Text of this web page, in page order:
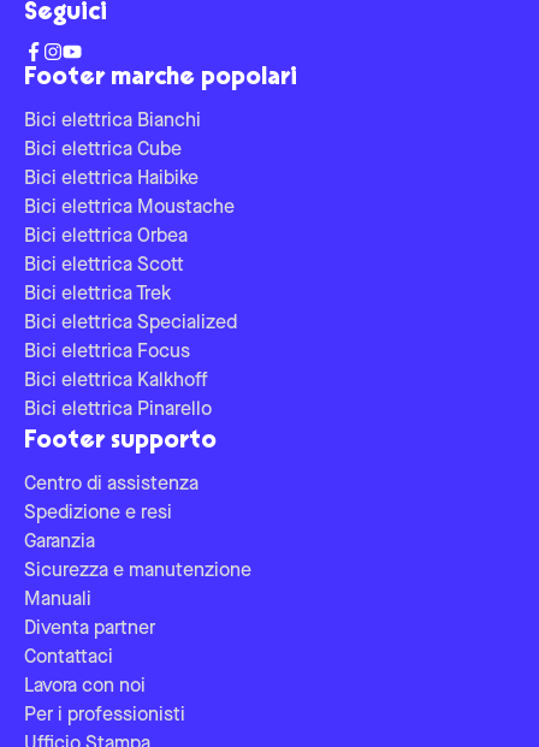
Footer marche popolari
Bici elettrica Bianchi
Bici elettrica Cube
Bici elettrica Haibike
Bici elettrica Moustache
Bici elettrica Orbea
Bici elettrica Scott
Bici elettrica Trek
Bici elettrica Specialized
Bici elettrica Focus
Bici elettrica Kalkhoff
Bici elettrica Pinarello
Footer supporto
Centro di assistenza
Spedizione e resi
Garanzia
Sicurezza e manutenzione
Manuali
Diventa partner
Contattaci
Lavora con noi
Per i professionisti
Seguici